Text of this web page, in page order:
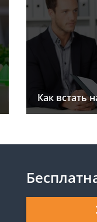
Как встать